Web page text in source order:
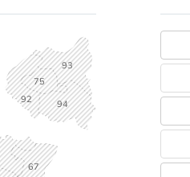
75
92
93
94
67